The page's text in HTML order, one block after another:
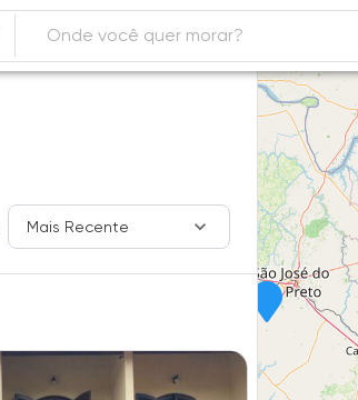
Mais Recente